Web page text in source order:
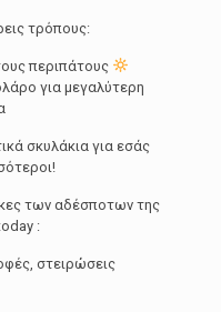
τρόπους:
περιπάτους
για μεγαλύτερη
σκυλάκια για εσάς
των αδέσποτων της
:
στειρώσεις